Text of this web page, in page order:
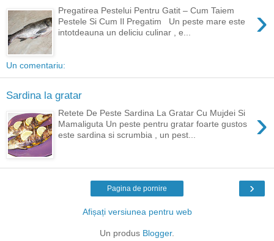
›
Pregatirea Pestelui Pentru Gatit – Cum Taiem
Pestele Si Cum Il Pregatim Un peste mare este
intotdeauna un deliciu culinar , e...
Un comentariu:
Sardina la gratar
›
Retete De Peste Sardina La Gratar Cu Mujdei Si
Mamaliguta Un peste pentru gratar foarte gustos
este sardina si scrumbia , un pest...
›
Pagina de pornire
Afișați versiunea pentru web
Un produs Blogger.